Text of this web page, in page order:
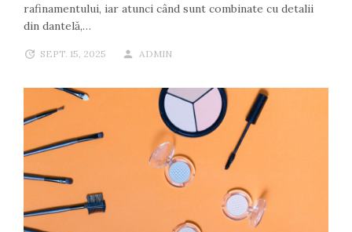
rafinamentului, iar atunci când sunt combinate cu detalii
din dantelă,…
SEPT. 15, 2025 ADMIN